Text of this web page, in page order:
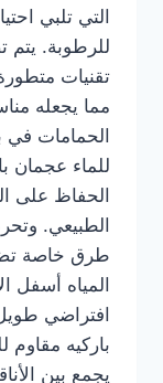
التي تلبي
للرطوبة. يتم
تقنيات
مما يجعله
الحمامات في
للماء عجمان
الحفاظ على
الطبيعي.
طرق خاصة
المياه أسفل
افتراضي
باركيه مقاوم
يجمع بين